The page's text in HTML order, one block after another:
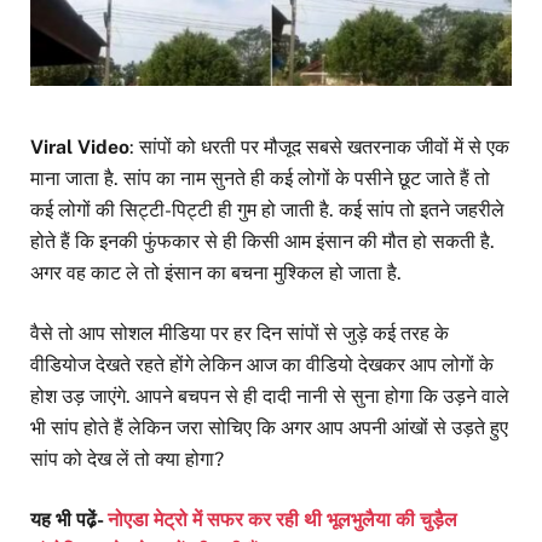
Viral Video: सांपों को धरती पर मौजूद सबसे खतरनाक जीवों में से एक
माना जाता है. सांप का नाम सुनते ही कई लोगों के पसीने छूट जाते हैं तो
कई लोगों की सिट्टी-पिट्टी ही गुम हो जाती है. कई सांप तो इतने जहरीले
होते हैं कि इनकी फुंफकार से ही किसी आम इंसान की मौत हो सकती है.
अगर वह काट ले तो इंसान का बचना मुश्किल हो जाता है.
वैसे तो आप सोशल मीडिया पर हर दिन सांपों से जुड़े कई तरह के
वीडियोज देखते रहते होंगे लेकिन आज का वीडियो देखकर आप लोगों के
होश उड़ जाएंगे. आपने बचपन से ही दादी नानी से सुना होगा कि उड़ने वाले
भी सांप होते हैं लेकिन जरा सोचिए कि अगर आप अपनी आंखों से उड़ते हुए
सांप को देख लें तो क्या होगा?
यह भी पढे़ं-नोएडा मेट्रो में सफर कर रही थी भूलभुलैया की चुड़ैल